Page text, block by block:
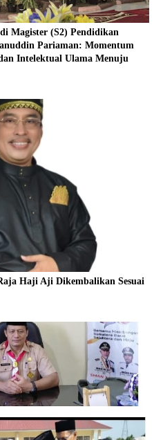
Magister (S2) Pendidikan
Pariaman: Momentum
Intelektual Ulama Menuju
Haji Aji Dikembalikan Sesuai